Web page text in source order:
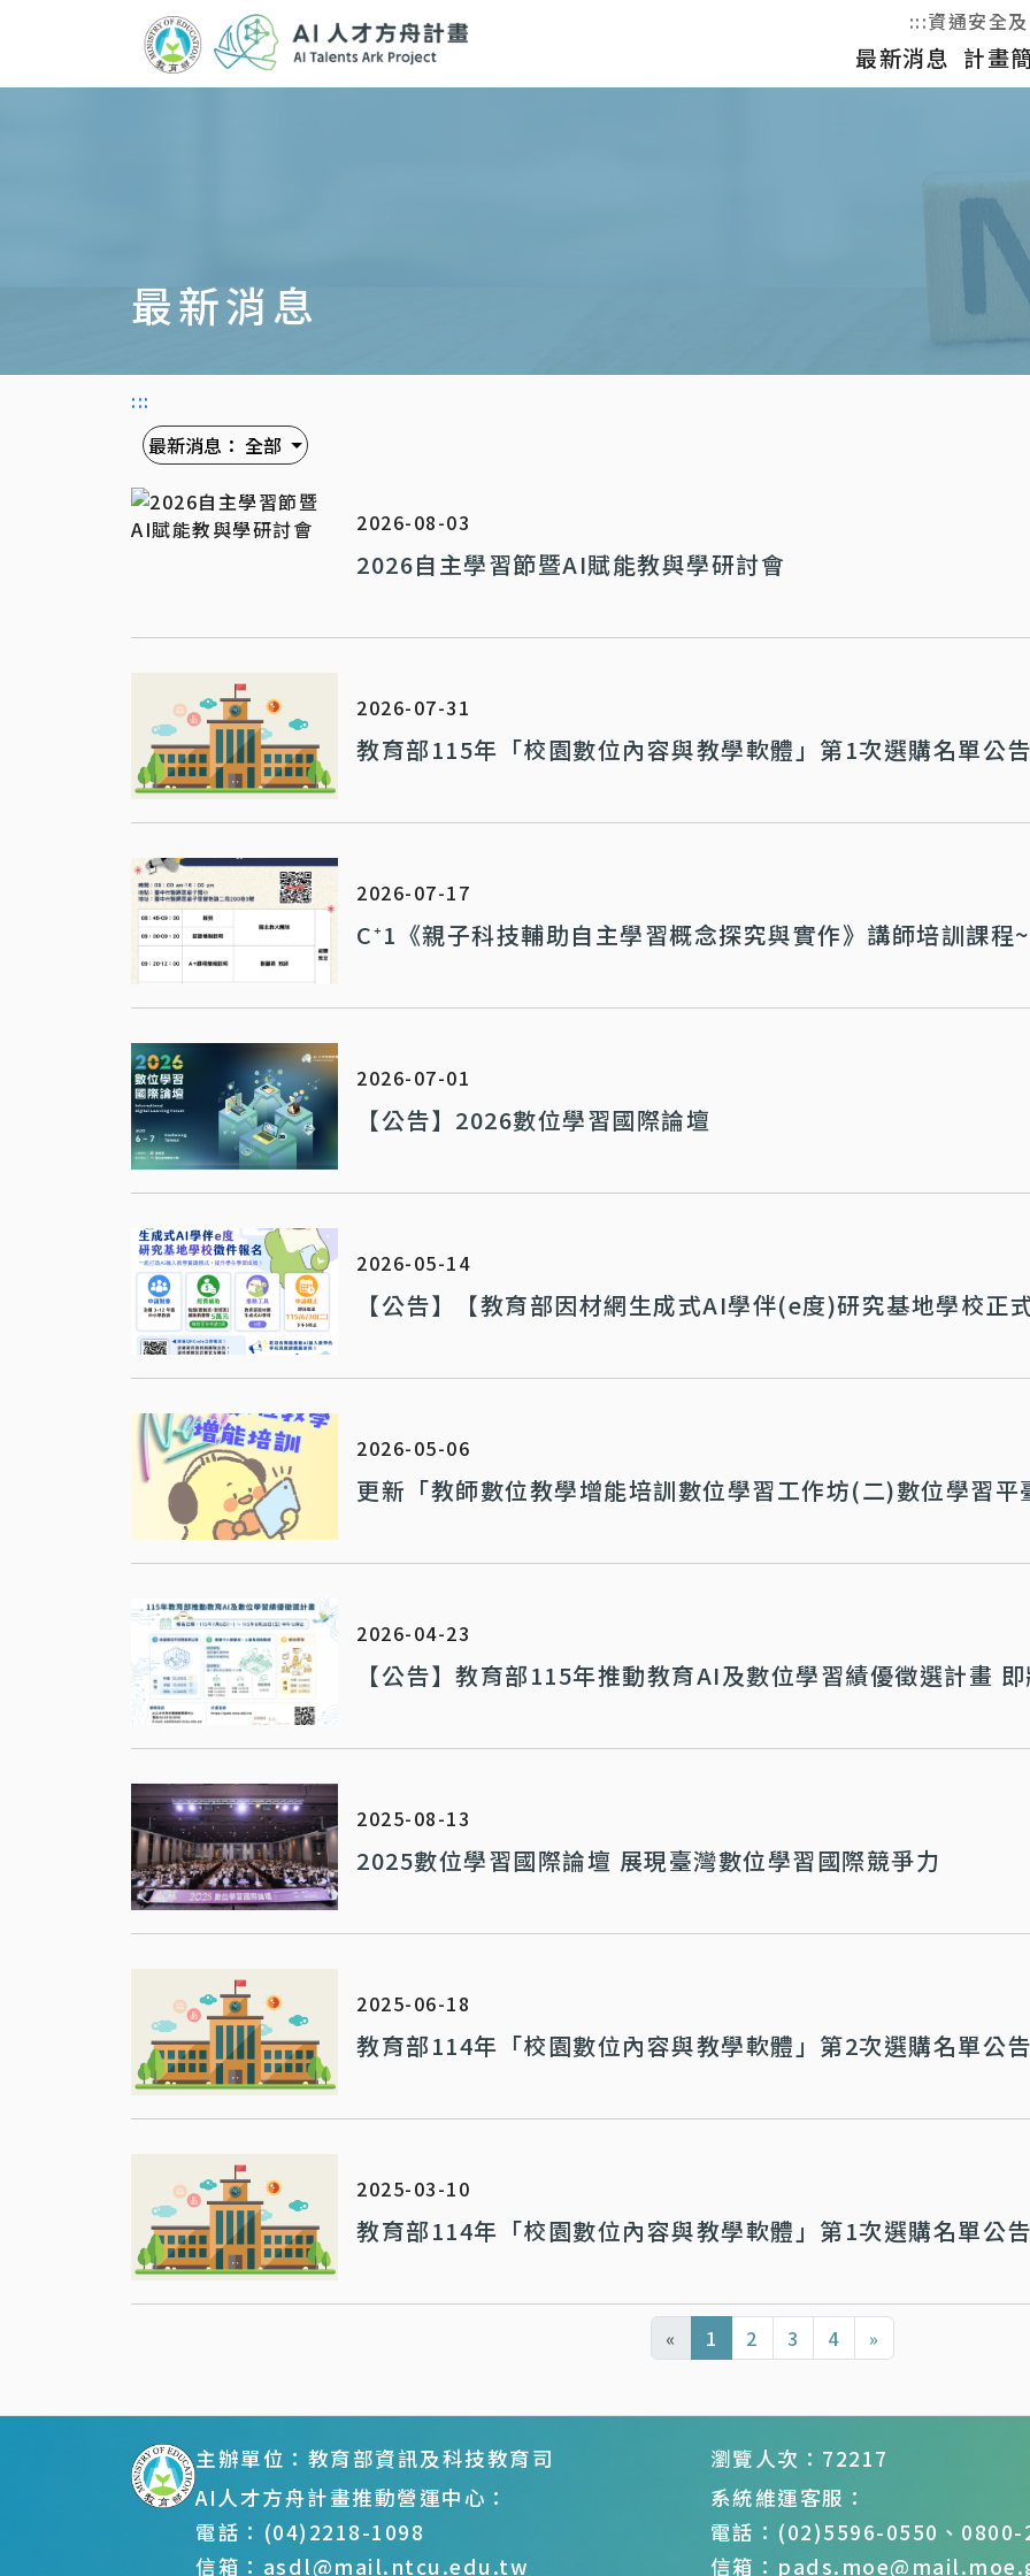
到
:::資通安全
最新消息 計畫
最新消息
:::
最新消息： 全部
2026-08-03
2026自主學習節暨AI賦能教與學研討會
2026-07-31
教育部115年「校園數位內容與教學軟體」第1次選購名單公告
2026-07-17
C⁺1《親子科技輔助自主學習概念探究與實作》講師培訓課程
2026-07-01
【公告】2026數位學習國際論壇
2026-05-14
【公告】【教育部因材網生成式AI學伴(e度)研究基地學校正
2026-05-06
更新「教師數位教學增能培訓數位學習工作坊(二)數位學習平
2026-04-23
【公告】教育部115年推動教育AI及數位學習績優徵選計畫
2025-08-13
2025數位學習國際論壇 展現臺灣數位學習國際競爭力
2025-06-18
教育部114年「校園數位內容與教學軟體」第2次選購名單公告
2025-03-10
教育部114年「校園數位內容與教學軟體」第1次選購名單公告
« 1 2 3 4 »
主辦單位：教育部資訊及科技教育司
瀏覽人次：72217
AI人才方舟計畫推動營運中心：
電話：(04)2218-1098
信箱：asdl@mail.ntcu.edu.tw
系統維運客服：
電話：(02)5596-0550、
信箱：